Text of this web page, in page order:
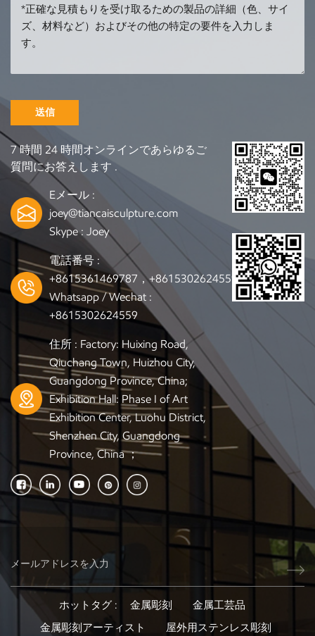
送信
7 時間 24 時間オンラインであらゆるご
質問にお答えします .
Eメール :
joey@tiancaisculpture.com
Skype : Joey
電話番号 :
+8615361469787，+8615302624559
Whatsapp / Wechat :
+8615302624559
住所 : Factory: Huixing Road,
Qiuchang Town, Huizhou City,
Guangdong Province, China;
Exhibition Hall: Phase I of Art
Exhibition Center, Luohu District,
Shenzhen City, Guangdong
Province, China ；
ホットタグ : 金属彫刻
金属工芸品
金属彫刻アーティスト
屋外用ステンレス彫刻